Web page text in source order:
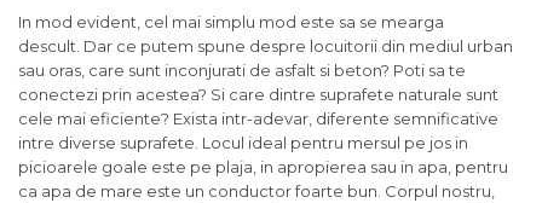
In mod evident, cel mai simplu mod este sa se mearga
descult. Dar ce putem spune despre locuitorii din mediul urban
sau oras, care sunt inconjurati de asfalt si beton? Poti sa te
conectezi prin acestea? Si care dintre suprafete naturale sunt
cele mai eficiente? Exista intr-adevar, diferente semnificative
intre diverse suprafete. Locul ideal pentru mersul pe jos in
picioarele goale este pe plaja, in apropierea sau in apa, pentru
ca apa de mare este un conductor foarte bun. Corpul nostru,